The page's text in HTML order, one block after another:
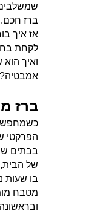
שמשלבים
ברז חכם.
אז איך
לקחת
ואיך
אמבטיה?
ברז
הפרקטי
בבתים
של
בו שעות
מטבח